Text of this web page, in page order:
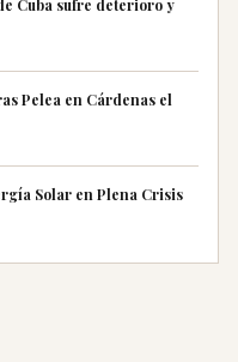
Cuba sufre deterioro y
Pelea en Cárdenas el
Solar en Plena Crisis